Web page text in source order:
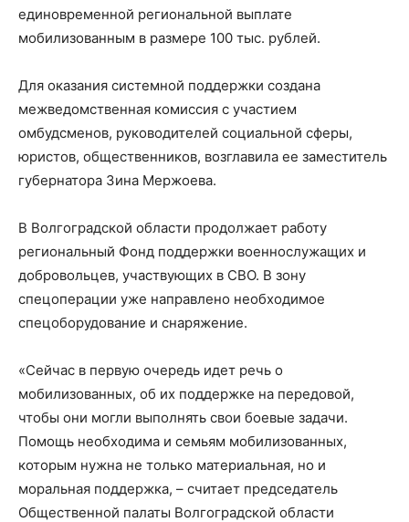
единовременной региональной выплате
мобилизованным в размере 100 тыс. рублей.
Для оказания системной поддержки создана
межведомственная комиссия с участием
омбудсменов, руководителей социальной сферы,
юристов, общественников, возглавила ее заместитель
губернатора Зина Мержоева.
В Волгоградской области продолжает работу
региональный Фонд поддержки военнослужащих и
добровольцев, участвующих в СВО. В зону
спецоперации уже направлено необходимое
спецоборудование и снаряжение.
«Сейчас в первую очередь идет речь о
мобилизованных, об их поддержке на передовой,
чтобы они могли выполнять свои боевые задачи.
Помощь необходима и семьям мобилизованных,
которым нужна не только материальная, но и
моральная поддержка, – считает председатель
Общественной палаты Волгоградской области